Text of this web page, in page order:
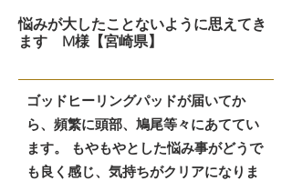
悩みが大したことないように思えてき
ます M様【宮崎県】
ゴッドヒーリングパッドが届いてか
ら、頻繁に頭部、鳩尾等々にあててい
ます。 もやもやとした悩み事がどうで
も良く感じ、気持ちがクリアになりま